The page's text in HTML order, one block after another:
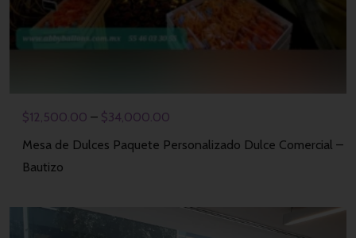
$12,500.00 – $34,000.00
Mesa de Dulces Paquete Personalizado Dulce Comercial –
Bautizo